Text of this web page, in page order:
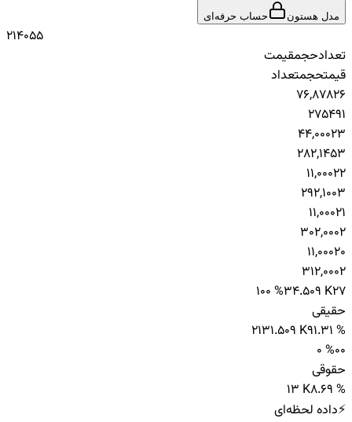
مدل هستون حساب حرفه‌ای
214055
تعدادحجمقیمت
قیمتحجمتعداد
76,87826
275491
44,00023
282,1453
11,00022
292,1003
11,00021
302,0002
11,00020
312,0002
27
34.509 K
100 %
حقیقی
91.31 %
31.509 K
21
0
0
0 %
حقوقی
8.69 %
3 K
1
⚡داده لحظه‌ای